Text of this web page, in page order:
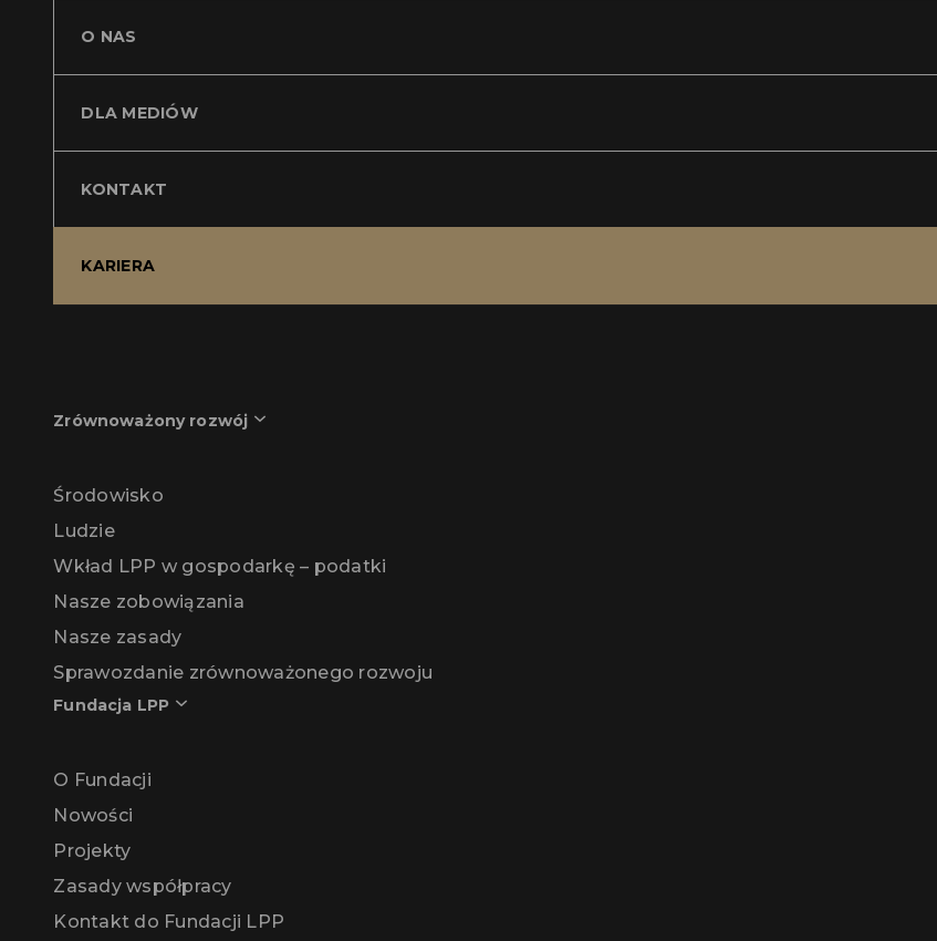
O NAS
DLA MEDIÓW
KONTAKT
KARIERA
Zrównoważony rozwój
Środowisko
Ludzie
Wkład LPP w gospodarkę – podatki
Nasze zobowiązania
Nasze zasady
Sprawozdanie zrównoważonego rozwoju
Fundacja LPP
O Fundacji
Nowości
Projekty
Zasady współpracy
Kontakt do Fundacji LPP